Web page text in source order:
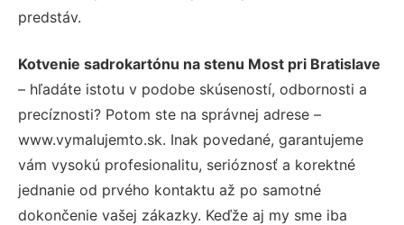
predstáv.
Kotvenie sadrokartónu na stenu Most pri Bratislave
– hľadáte istotu v podobe skúseností, odbornosti a
precíznosti? Potom ste na správnej adrese –
www.vymalujemto.sk. Inak povedané, garantujeme
vám vysokú profesionalitu, serióznosť a korektné
jednanie od prvého kontaktu až po samotné
dokončenie vašej zákazky. Keďže aj my sme iba